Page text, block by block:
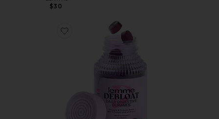
$30
Favorite DEBLOAT ビタミングミ